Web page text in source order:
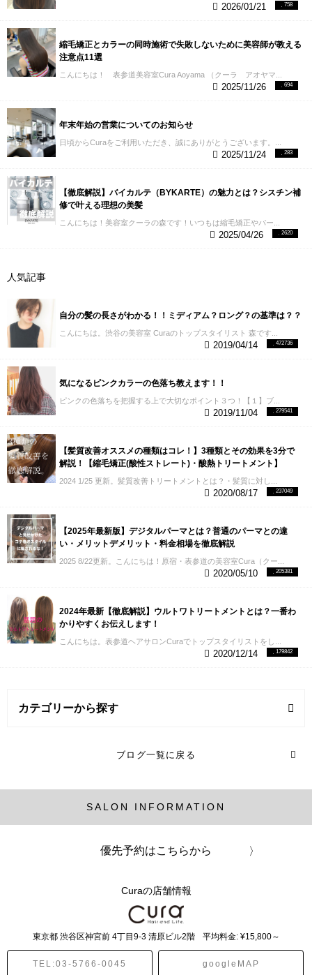
758
2026/01/21
縮毛矯正とカラーの同時施術で失敗しないために美容師が教える
注意点11選
こんにちは！ 表参道美容室Cura Aoyama （クーラ アオヤマ...
694
2025/11/26
年末年始の営業についてのお知らせ
日頃からCuraをご利用いただき、誠にありがとうございます。...
283
2025/11/24
【徹底解説】バイカルテ（BYKARTE）の魅力とは？シスチン補
修で叶える理想の美髪
こんにちは！美容室クーラの森です！いつもは縮毛矯正やパー...
2620
2025/04/26
人気記事
自分の髪の長さがわかる！！ミディアム？ロング？の基準は？？
こんにちは。渋谷の美容室 Curaのトップスタイリスト 森です...
472736
2019/04/14
気になるピンクカラーの色落ち教えます！！
ピンクの色落ちを把握する上で大切なポイント３つ！【１】ブ...
279541
2019/11/04
【髪質改善オススメの種類はコレ！】3種類とその効果を3分で
解説！【縮毛矯正(酸性ストレート)・酸熱トリートメント】
2024 1/25 更新。髪質改善トリートメントとは？・髪質に対し...
237049
2020/08/17
【2025年最新版】デジタルパーマとは？普通のパーマとの違
い・メリットデメリット・料金相場を徹底解説
2025 8/22更新。こんにちは！原宿・表参道の美容室Cura（クー...
205381
2020/05/10
2024年最新【徹底解説】ウルトワトリートメントとは？一番わ
かりやすくお伝えします！
こんにちは。表参道ヘアサロンCuraでトップスタイリストをし...
179842
2020/12/14
カテゴリーから探す
ブログ一覧に戻る
SALON INFORMATION
優先予約はこちらから
Curaの店舗情報
東京都 渋谷区神宮前 4丁目9-3 清原ビル2階 平均料金: ¥15,800～
TEL:03-5766-0045 googleMAP